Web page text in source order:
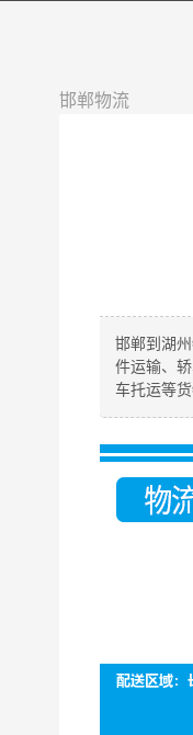
邯郸物流
邯郸到湖
件运输、
车托运等